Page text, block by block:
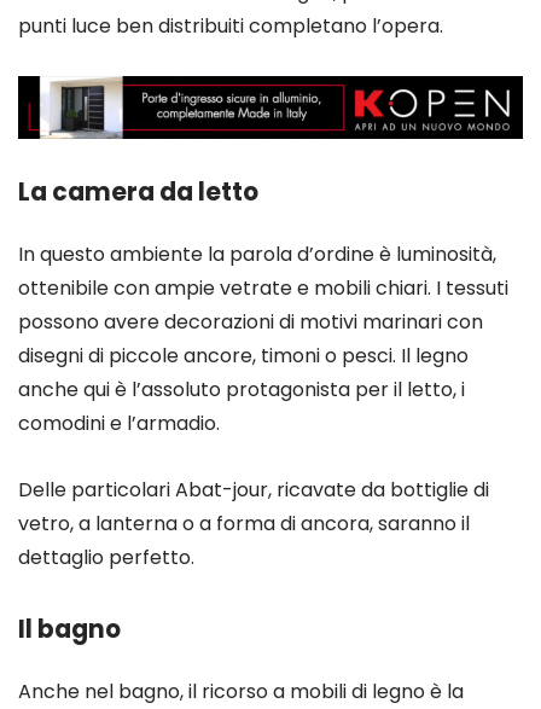
punti luce ben distribuiti completano l’opera.
La camera da letto
In questo ambiente la parola d’ordine è luminosità,
ottenibile con ampie vetrate e mobili chiari. I tessuti
possono avere decorazioni di motivi marinari con
disegni di piccole ancore, timoni o pesci. Il legno
anche qui è l’assoluto protagonista per il letto, i
comodini e l’armadio.
Delle particolari Abat-jour, ricavate da bottiglie di
vetro, a lanterna o a forma di ancora, saranno il
dettaglio perfetto.
Il bagno
Anche nel bagno, il ricorso a mobili di legno è la